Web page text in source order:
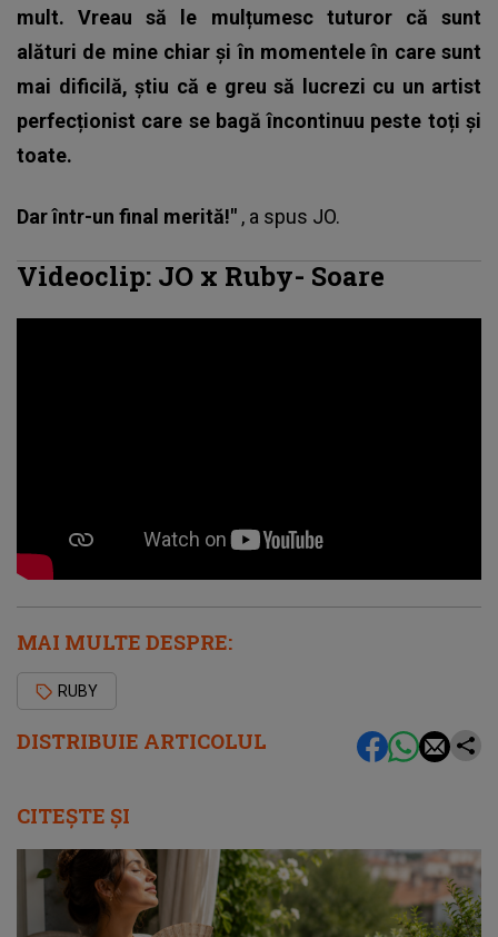
DISTRIBUIE ARTICOLUL
mult. Vreau să le mulțumesc tuturor că sunt
alături de mine chiar și în momentele în care sunt
mai dificilă, știu că e greu să lucrezi cu un artist
perfecționist care se bagă încontinuu peste toți și
toate.
Dar într-un final merită!" , a spus JO.
Videoclip: JO x Ruby- Soare
MAI MULTE DESPRE:
RUBY
CITEȘTE ȘI